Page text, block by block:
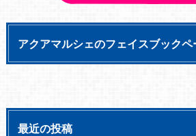
アクアマルシェのフェイスブックペ
最近の投稿